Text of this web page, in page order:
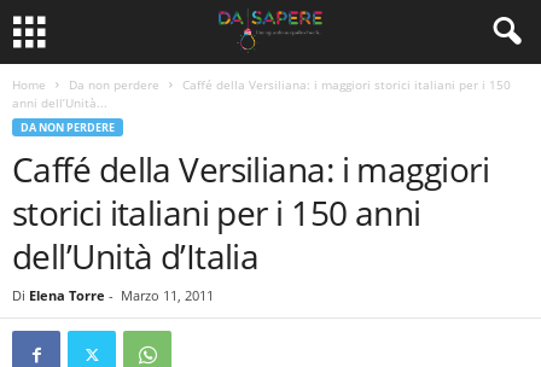
Home Da non perdere
Caffé della Versiliana: i maggiori storici italiani per i 150
anni dell’Unità...
DA NON PERDERE
Caffé della Versiliana: i maggiori
storici italiani per i 150 anni
dell’Unità d’Italia
Di Elena Torre - Marzo 11, 2011